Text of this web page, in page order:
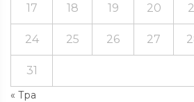
« Тра
17 18 19 20
24 25 26 27
31